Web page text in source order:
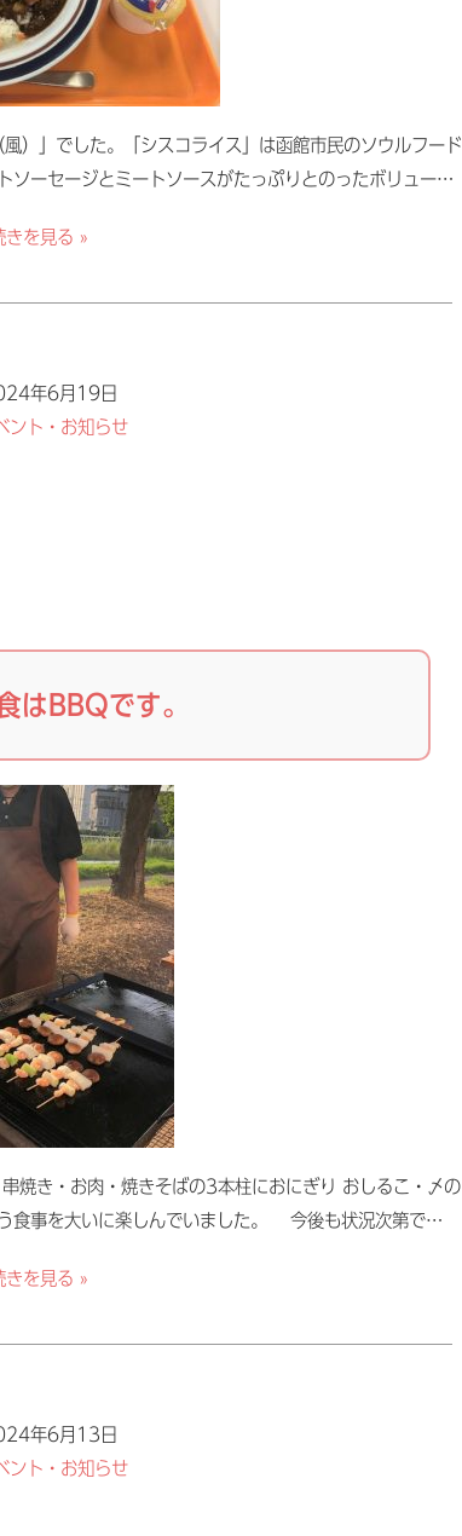
」でした。「シスコライス」は函館市民のソウルフード
ソーセージとミートソースがたっぷりとのったボリュー…
きを見る »
年6月19日
ント・お知らせ
はBBQです。
焼き・お肉・焼きそばの3本柱におにぎり おしるこ・〆の
食事を大いに楽しんでいました。 今後も状況次第で…
きを見る »
年6月13日
ント・お知らせ